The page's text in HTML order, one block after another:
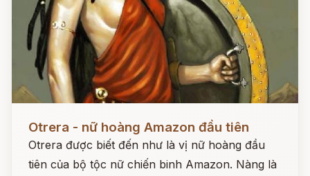
Otrera - nữ hoàng Amazon đầu tiên
Otrera được biết đến như là vị nữ hoàng đầu
tiên của bộ tộc nữ chiến binh Amazon. Nàng là